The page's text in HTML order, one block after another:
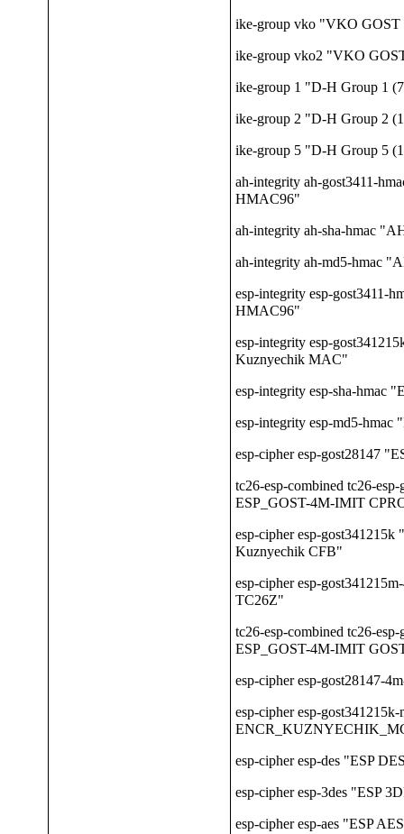
ike-group vko "VKO GOST
ike-group vko2 "VKO
ike-group 1 "D-H Group 1
ike-group 2 "D-H Group 2
ike-group 5 "D-H Group 5
ah-integrity ah-gost3411-
HMAC96"
ah-integrity ah-sha-hmac
ah-integrity ah-md5-hmac
esp-integrity esp-gost3411-
HMAC96"
esp-integrity esp-
Kuznyechik MAC"
esp-integrity esp-sha-hmac
esp-integrity esp-md5-
esp-cipher esp-gost28147
tc26-esp-combined tc26-
ESP_GOST-4M-IMIT
esp-cipher esp-
Kuznyechik CFB"
esp-cipher esp-
TC26Z"
tc26-esp-combined tc26-
ESP_GOST-4M-IMIT
esp-cipher esp-gost28147-
esp-cipher esp-
esp-cipher esp-des "ESP
esp-cipher esp-3des "ESP
esp-cipher esp-aes "ESP